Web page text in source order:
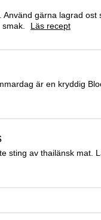
Använd gärna lagrad ost
Läs recept
är en kryddig
sting av thailänsk mat.